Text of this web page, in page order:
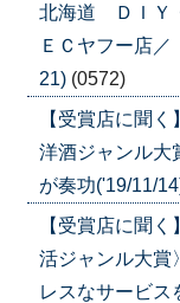
北海道 ＤＩＹ
ＥＣヤフー店
21) (0572)
【受賞店に聞
洋酒ジャンル大
が奏功('19/11/
【受賞店に聞
活ジャンル大賞
レスなサービス